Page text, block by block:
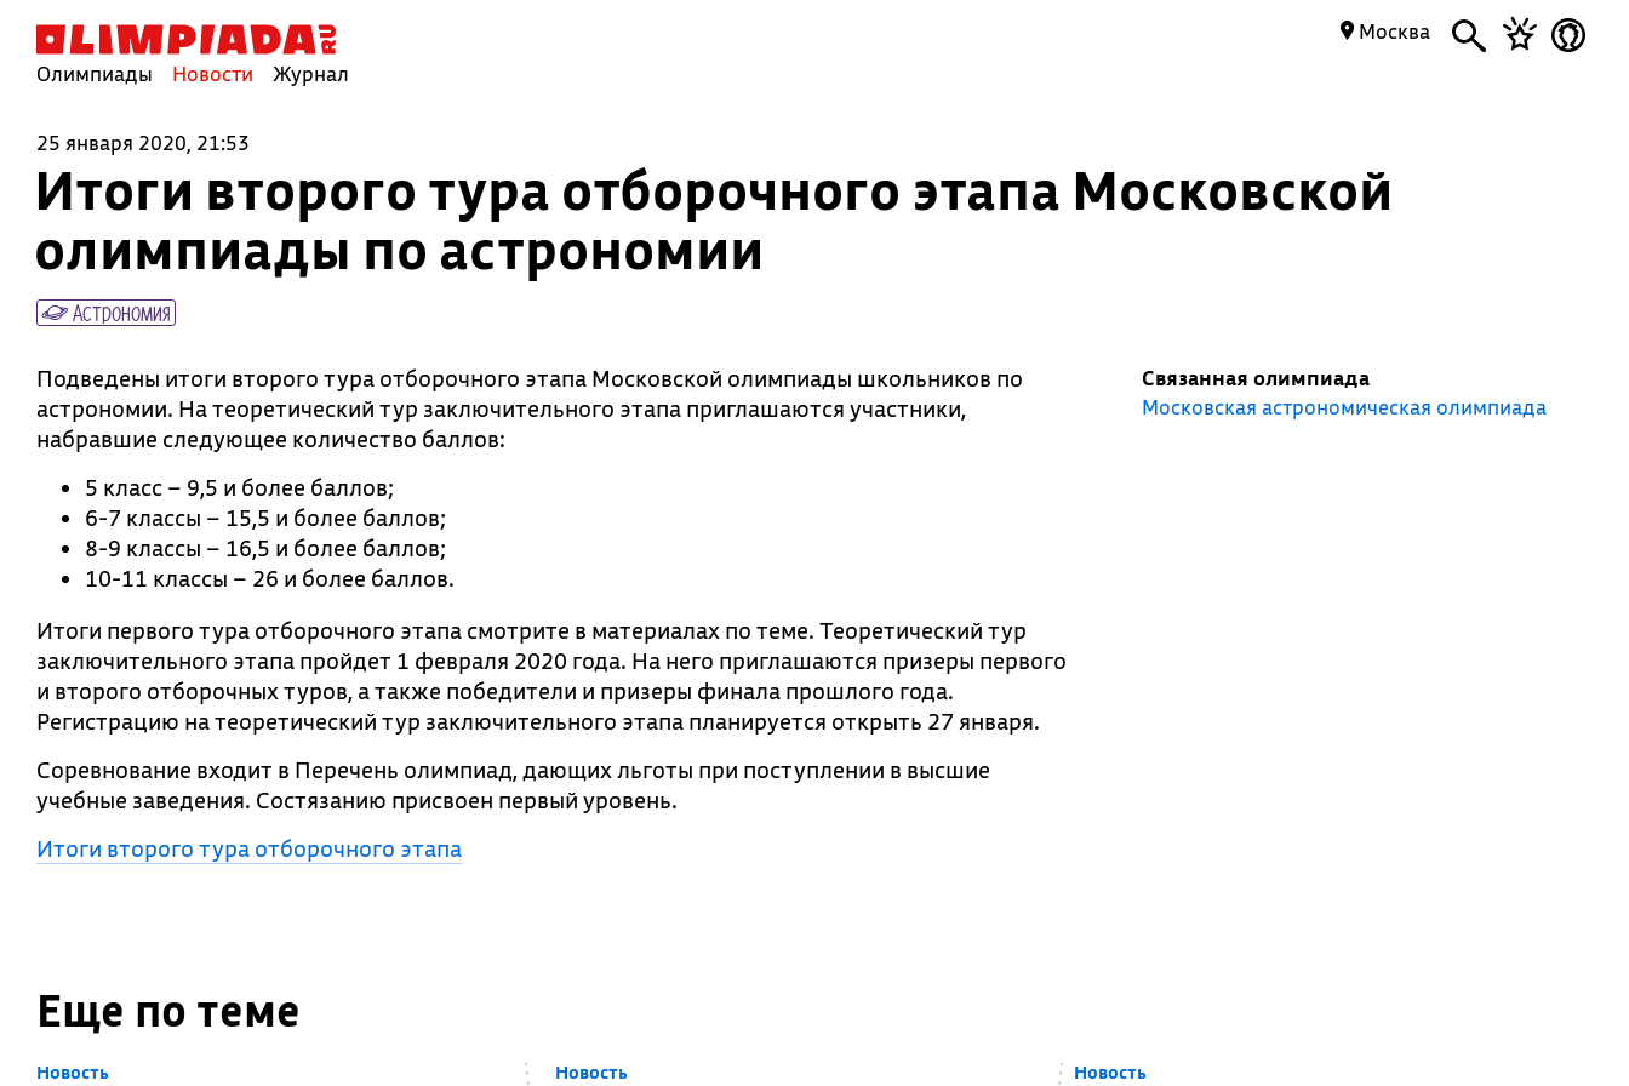
Олимпиады Новости Журнал
Москва
25 января 2020, 21:53
Итоги второго тура отборочного этапа Московской
олимпиады по астрономии
Астрономия
Подведены итоги второго тура отборочного этапа Московской олимпиады школьников по
астрономии. На теоретический тур заключительного этапа приглашаются участники,
набравшие следующее количество баллов:
5 класс – 9,5 и более баллов;
6-7 классы – 15,5 и более баллов;
8-9 классы – 16,5 и более баллов;
10-11 классы – 26 и более баллов.
Итоги первого тура отборочного этапа смотрите в материалах по теме. Теоретический тур
заключительного этапа пройдет 1 февраля 2020 года. На него приглашаются призеры первого
и второго отборочных туров, а также победители и призеры финала прошлого года.
Регистрацию на теоретический тур заключительного этапа планируется открыть 27 января.
Соревнование входит в Перечень олимпиад, дающих льготы при поступлении в высшие
учебные заведения. Состязанию присвоен первый уровень.
Итоги второго тура отборочного этапа
Связанная олимпиада
Московская астрономическая олимпиада
Еще по теме
Новость Новость Новость